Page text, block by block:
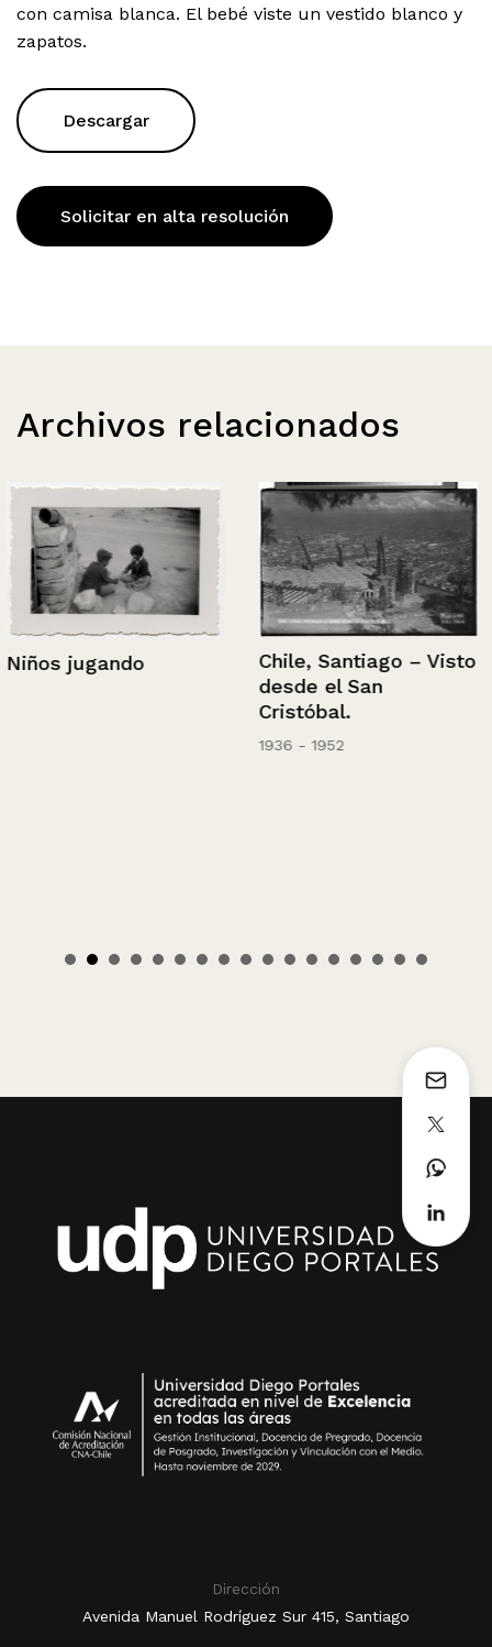
con camisa blanca. El bebé viste un vestido blanco y
zapatos.
Descargar
Solicitar en alta resolución
Archivos relacionados
Niños jugando
Chile, Santiago – Visto
desde el San
Cristóbal.
1936 - 1952
Dirección
Avenida Manuel Rodríguez Sur 415, Santiago